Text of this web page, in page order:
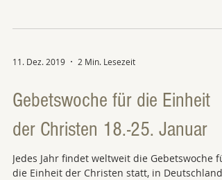
11. Dez. 2019 2 Min. Lesezeit
Gebetswoche für die Einheit
der Christen 18.-25. Januar
Jedes Jahr findet weltweit die Gebetswoche
die Einheit der Christen statt, in Deutschland